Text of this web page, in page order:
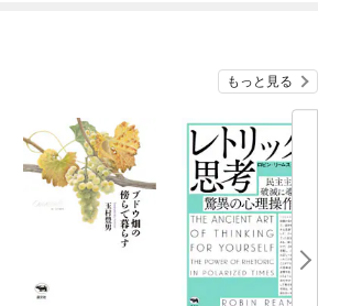
もっと見る